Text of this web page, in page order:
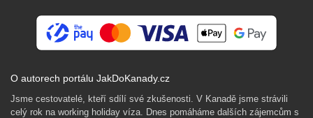
O autorech portálu JakDoKanady.cz
Jsme cestovatelé, kteří sdílí své zkušenosti. V Kanadě jsme strávili
celý rok na working holiday víza. Dnes pomáháme dalších zájemcům s